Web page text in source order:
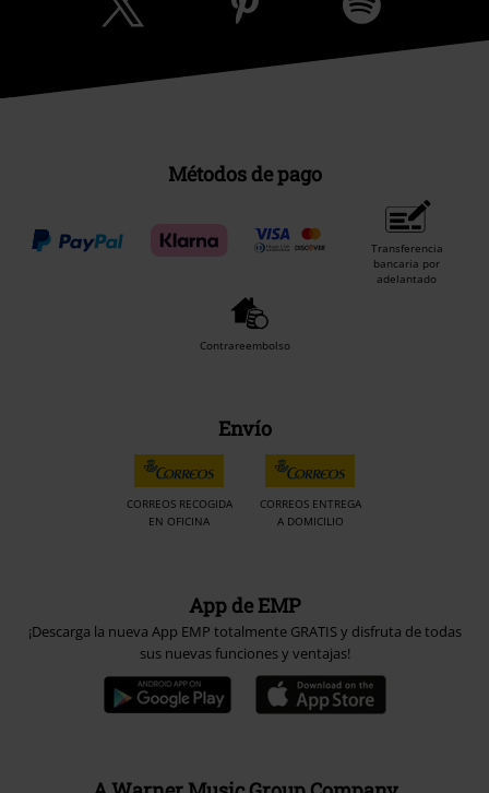
Métodos de pago
Transferencia
bancaria por
adelantado
Contrareembolso
Envío
CORREOS RECOGIDA
EN OFICINA
CORREOS ENTREGA
A DOMICILIO
App de EMP
¡Descarga la nueva App EMP totalmente GRATIS y disfruta de todas
sus nuevas funciones y ventajas!